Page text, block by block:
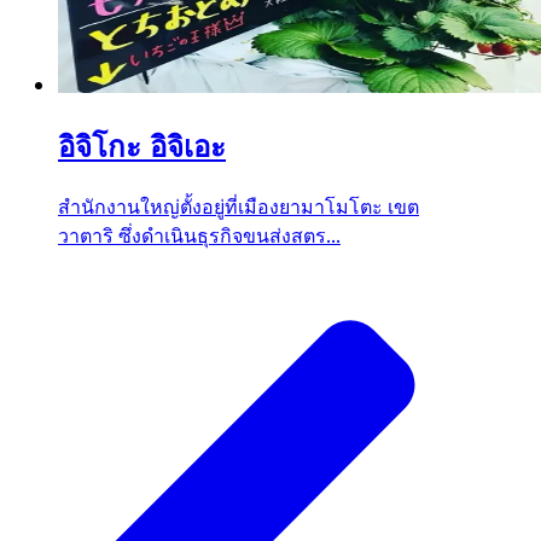
อิจิโกะ อิจิเอะ
สำนักงานใหญ่ตั้งอยู่ที่เมืองยามาโมโตะ เขต
วาตาริ ซึ่งดำเนินธุรกิจขนส่งสตร...